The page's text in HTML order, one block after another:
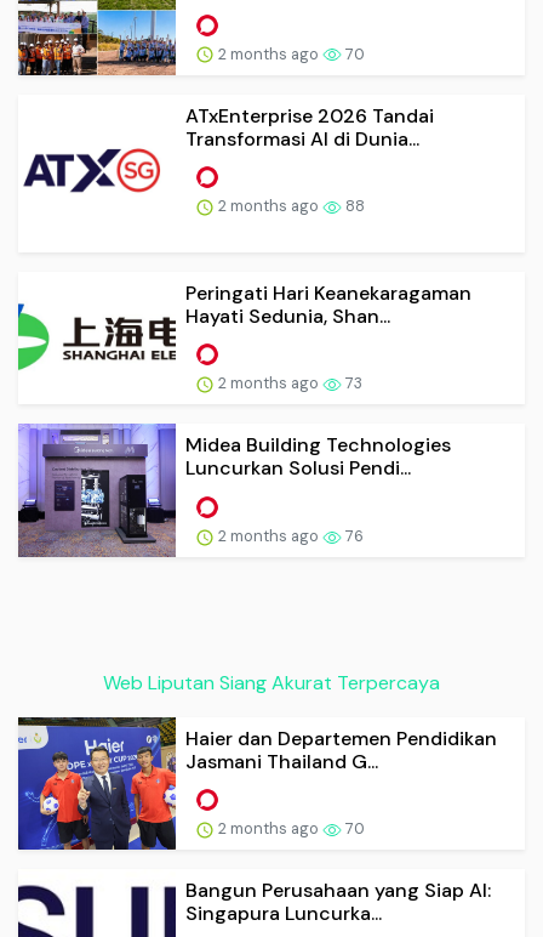
2 months ago 70
ATxEnterprise 2026 Tandai
Transformasi AI di Dunia...
2 months ago 88
Peringati Hari Keanekaragaman
Hayati Sedunia, Shan...
2 months ago 73
Midea Building Technologies
Luncurkan Solusi Pendi...
2 months ago 76
Web Liputan Siang Akurat Terpercaya
Haier dan Departemen Pendidikan
Jasmani Thailand G...
2 months ago 70
Bangun Perusahaan yang Siap AI:
Singapura Luncurka...